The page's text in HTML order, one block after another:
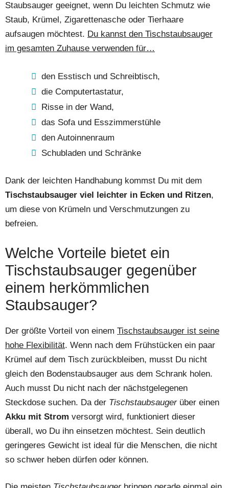
Staubsauger geeignet, wenn Du leichten Schmutz wie
Staub, Krümel, Zigarettenasche oder Tierhaare
aufsaugen möchtest. Du kannst den Tischstaubsauger
im gesamten Zuhause verwenden für…
den Esstisch und Schreibtisch,
die Computertastatur,
Risse in der Wand,
das Sofa und Esszimmerstühle
den Autoinnenraum
Schubladen und Schränke
Dank der leichten Handhabung kommst Du mit dem
Tischstaubsauger viel leichter in Ecken und Ritzen,
um diese von Krümeln und Verschmutzungen zu
befreien.
Welche Vorteile bietet ein
Tischstaubsauger gegenüber
einem herkömmlichen
Staubsauger?
Der größte Vorteil von einem Tischstaubsauger ist seine
hohe Flexibilität. Wenn nach dem Frühstücken ein paar
Krümel auf dem Tisch zurückbleiben, musst Du nicht
gleich den Bodenstaubsauger aus dem Schrank holen.
Auch musst Du nicht nach der nächstgelegenen
Steckdose suchen. Da der Tischstaubsaugerüber einen
Akku mit Strom versorgt wird, funktioniert dieser
überall, wo Du ihn einsetzen möchtest. Sein deutlich
geringeres Gewicht ist ideal für die Menschen, die nicht
so schwer heben dürfen oder können.